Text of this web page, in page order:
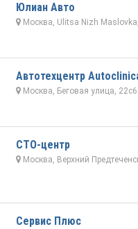
Юлиан Авто
Москва, Ulitsa Nizh
Автотехцентр
Москва, Беговая улица, 22с6
СТО-центр
Москва, Верхний
Сервис Плюс